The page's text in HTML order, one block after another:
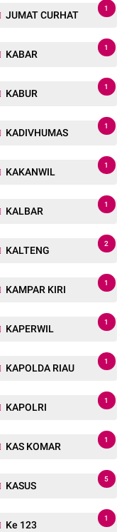
JUMAT CURHAT
1
KABAR
1
KABUR
1
KADIVHUMAS
1
KAKANWIL
1
KALBAR
1
KALTENG
2
KAMPAR KIRI
1
KAPERWIL
1
KAPOLDA RIAU
1
KAPOLRI
1
KAS KOMAR
1
KASUS
5
Ke 123
1